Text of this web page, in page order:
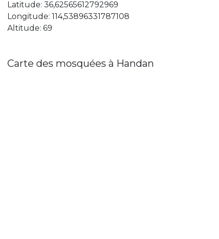
Latitude: 36,62565612792969
Longitude: 114,53896331787108
Altitude: 69
Carte des mosquées à Handan